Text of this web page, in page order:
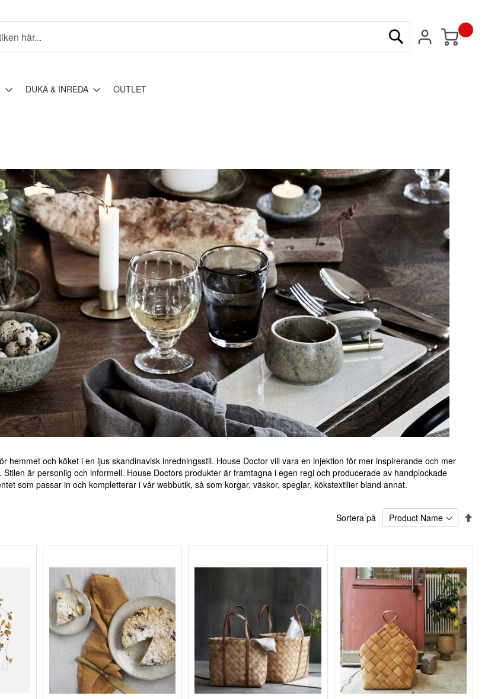
Min kundvagn
DUKA & INREDA OUTLET
hemmet och köket i en ljus skandinavisk inredningsstil. House Doctor vill vara en injektion för mer inspirerande och mer
är personlig och informell. House Doctors produkter är framtagna i egen regi och producerade av handplockade
som passar in och kompletterar i vår webbutik, så som korgar, väskor, speglar, kökstextilier bland annat.
Sortera på